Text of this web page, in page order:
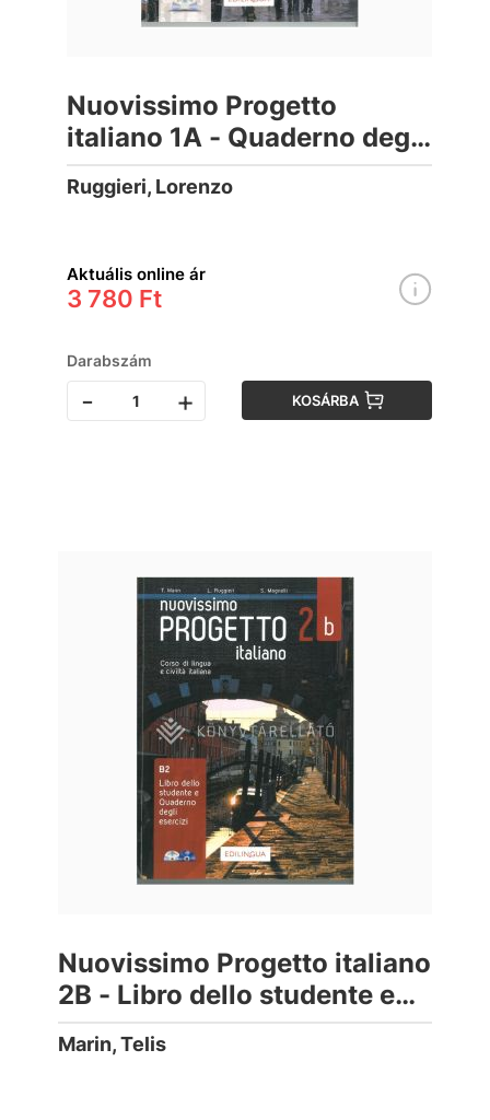
Nuovissimo Progetto
italiano 1A - Quaderno degli
esercizi con DVD
Ruggieri, Lorenzo
Aktuális online ár
3 780 Ft
Darabszám
- + KOSÁRBA
Nuovissimo Progetto italiano
2B - Libro dello studente e
Quaderno degli esercizi con
CD e DVD
Marin, Telis